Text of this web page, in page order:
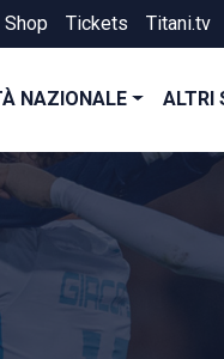
Shop Tickets Titani.tv
NAZIONALE ALTRI